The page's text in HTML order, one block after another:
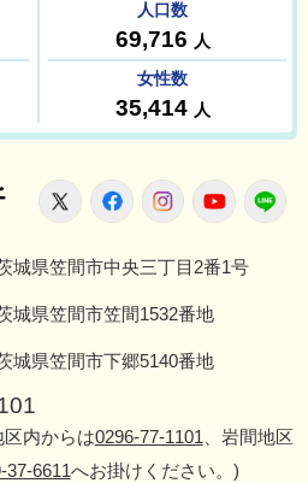
笠間市役所
X FacebookInstagram
城県笠間市中央三丁目2番1号
城県笠間市笠間1532番地
城県笠間市下郷5140番地
内からは0296-77-1101 、岩間地区
37-6611へお掛けください。)